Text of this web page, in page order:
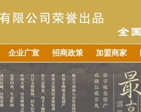
企业广宣 招商政策 加盟商家